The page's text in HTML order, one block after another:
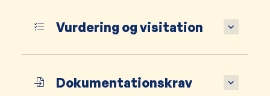
Vurdering og visitation
Dokumentationskrav